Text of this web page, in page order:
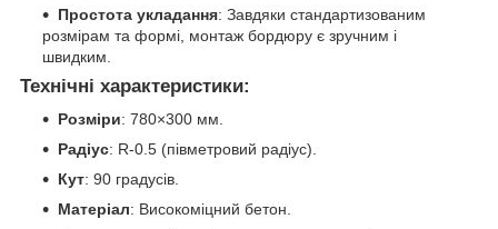
Простота укладання: Завдяки стандартизованим
розмірам та формі, монтаж бордюру є зручним і
швидким.
Технічні характеристики:
Розміри: 780×300 мм.
Радіус: R-0.5 (півметровий радіус).
Кут: 90 градусів.
Матеріал: Високоміцний бетон.